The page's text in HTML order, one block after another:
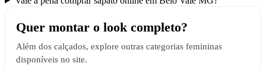
Quer montar o look completo?
Além dos calçados, explore outras categorias femininas
disponíveis no site.